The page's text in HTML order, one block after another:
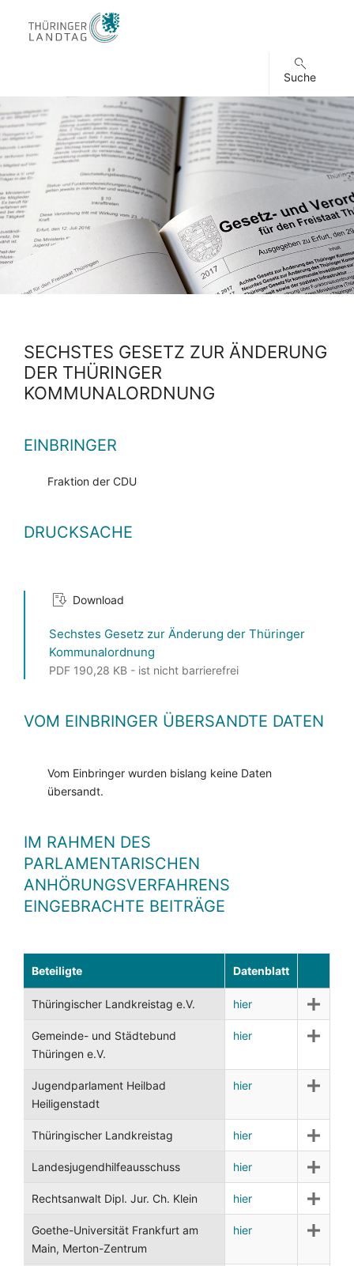
Suche
SECHSTES GESETZ ZUR ÄNDERUNG
DER THÜRINGER
KOMMUNALORDNUNG
EINBRINGER
Fraktion der CDU
DRUCKSACHE
Download
Sechstes Gesetz zur Änderung der Thüringer
Kommunalordnung
PDF 190,28 KB - ist nicht barrierefrei
VOM EINBRINGER ÜBERSANDTE DATEN
Vom Einbringer wurden bislang keine Daten
übersandt.
IM RAHMEN DES
PARLAMENTARISCHEN
ANHÖRUNGSVERFAHRENS
EINGEBRACHTE BEITRÄGE
Beteiligte Datenblatt
Thüringischer Landkreistag e.V. hier
Gemeinde- und Städtebund
Thüringen e.V.
hier
Jugendparlament Heilbad
Heiligenstadt
hier
Thüringischer Landkreistag hier
Landesjugendhilfeausschuss hier
Rechtsanwalt Dipl. Jur. Ch. Klein hier
Goethe-Universität Frankfurt am
Main, Merton-Zentrum
hier